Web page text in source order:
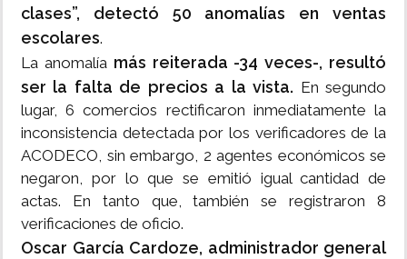
clases”, detectó 50 anomalías en ventas
escolares.
La anomalíamás reiterada -34 veces-, resultó
ser la falta de precios a la vista. En segundo
lugar, 6 comercios rectificaron inmediatamente la
inconsistencia detectada por los verificadores de la
ACODECO, sin embargo, 2 agentes económicos se
negaron, por lo que se emitió igual cantidad de
actas. En tanto que, también se registraron 8
verificaciones de oficio.
Oscar García Cardoze, administrador general